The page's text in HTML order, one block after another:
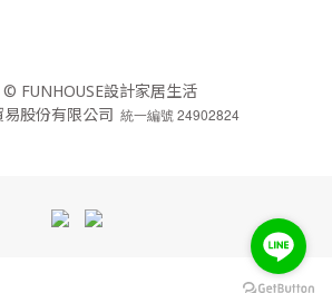
立即購買
FUNHOUSE設計家居生活
股份有限公司 統一編號 24902824